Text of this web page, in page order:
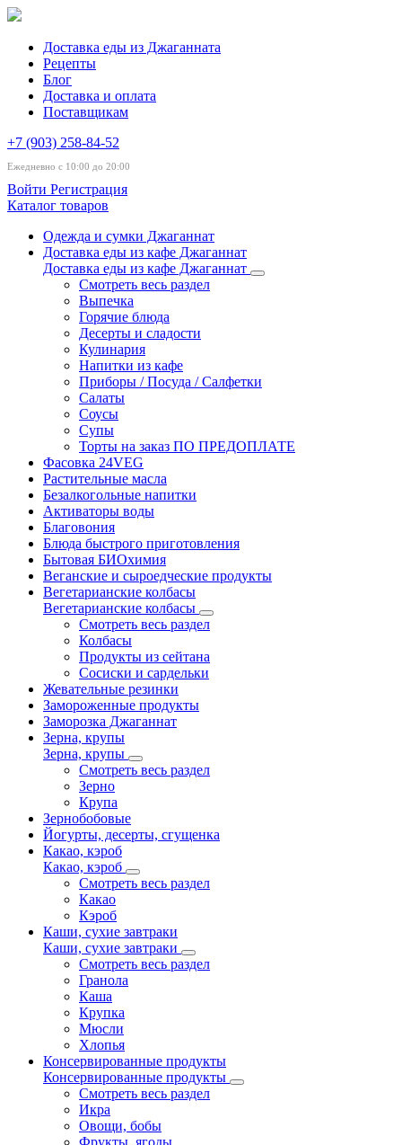
Доставка еды из Джаганната
Рецепты
Блог
Доставка и оплата
Поставщикам
+7 (903) 258-84-52
Ежедневно с 10:00 до 20:00
Войти Регистрация
Каталог товаров
Одежда и сумки Джаганнат
Доставка еды из кафе Джаганнат
Доставка еды из кафе Джаганнат
Смотреть весь раздел
Выпечка
Горячие блюда
Десерты и сладости
Кулинария
Напитки из кафе
Приборы / Посуда / Салфетки
Салаты
Соусы
Супы
Торты на заказ ПО ПРЕДОПЛАТЕ
Фасовка 24VEG
Растительные масла
Безалкогольные напитки
Активаторы воды
Благовония
Блюда быстрого приготовления
Бытовая БИОхимия
Веганские и сыроедческие продукты
Вегетарианские колбасы
Вегетарианские колбасы
Смотреть весь раздел
Колбасы
Продукты из сейтана
Сосиски и сардельки
Жевательные резинки
Замороженные продукты
Заморозка Джаганнат
Зерна, крупы
Зерна, крупы
Смотреть весь раздел
Зерно
Крупа
Зернобобовые
Йогурты, десерты, сгущенка
Какао, кэроб
Какао, кэроб
Смотреть весь раздел
Какао
Кэроб
Каши, сухие завтраки
Каши, сухие завтраки
Смотреть весь раздел
Гранола
Каша
Крупка
Мюсли
Хлопья
Консервированные продукты
Консервированные продукты
Смотреть весь раздел
Икра
Овощи, бобы
Фрукты, ягоды